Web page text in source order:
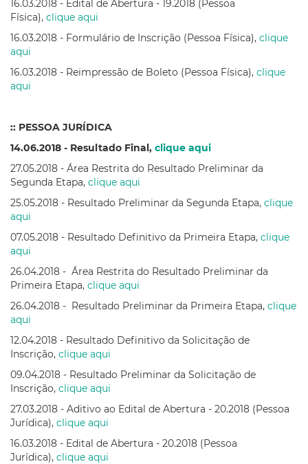
16.03.2018 - Edital de Abertura - 19.2018 (Pessoa
Física), clique aqui
16.03.2018 - Formulário de Inscrição (Pessoa Física), clique
aqui
16.03.2018 - Reimpressão de Boleto (Pessoa Física), clique
aqui
:: PESSOA JURÍDICA
14.06.2018 - Resultado Final, clique aqui
27.05.2018 - Área Restrita do Resultado Preliminar da
Segunda Etapa, clique aqui
25.05.2018 - Resultado Preliminar da Segunda Etapa, clique
aqui
07.05.2018 - Resultado Definitivo da Primeira Etapa, clique
aqui
26.04.2018 - Área Restrita do Resultado Preliminar da
Primeira Etapa, clique aqui
26.04.2018 - Resultado Preliminar da Primeira Etapa, clique
aqui
12.04.2018 - Resultado Definitivo da Solicitação de
Inscrição, clique aqui
09.04.2018 - Resultado Preliminar da Solicitação de
Inscrição, clique aqui
27.03.2018 - Aditivo ao Edital de Abertura - 20.2018 (Pessoa
Jurídica), clique aqui
16.03.2018 - Edital de Abertura - 20.2018 (Pessoa
Jurídica), clique aqui